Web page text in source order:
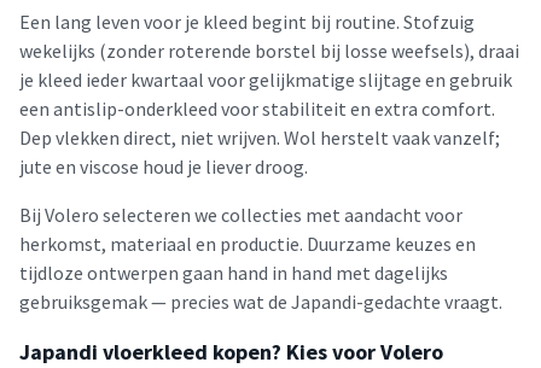
Een lang leven voor je kleed begint bij routine. Stofzuig
wekelijks (zonder roterende borstel bij losse weefsels), draai
je kleed ieder kwartaal voor gelijkmatige slijtage en gebruik
een antislip-onderkleed voor stabiliteit en extra comfort.
Dep vlekken direct, niet wrijven. Wol herstelt vaak vanzelf;
jute en viscose houd je liever droog.
Bij Volero selecteren we collecties met aandacht voor
herkomst, materiaal en productie. Duurzame keuzes en
tijdloze ontwerpen gaan hand in hand met dagelijks
gebruiksgemak — precies wat de Japandi-gedachte vraagt.
Japandi vloerkleed kopen? Kies voor Volero